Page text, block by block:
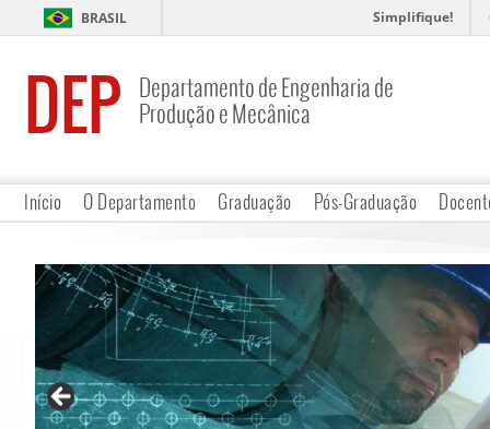
BRASIL Simplifique!
DEP
Departamento de Engenharia de
Produção e Mecânica
Início O Departamento Graduação Pós-Graduação